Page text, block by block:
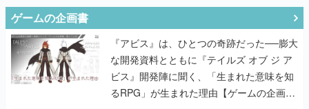
な開発資料とともに『テイルズ オブ ジ ア
るRPG」が生まれた理由【ゲームの企画
書】
なにが、人を「ロマンシング」させるの
か？『ロマサガ2』当時の企画書とキャラ